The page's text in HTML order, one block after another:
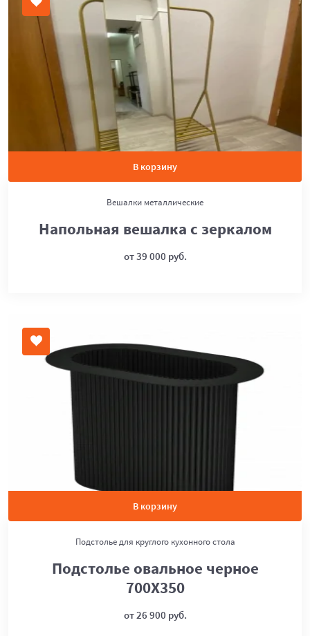
В корзину
Вешалки металлические
Напольная вешалка с зеркалом
от 39 000 руб.
В корзину
Подстолье для круглого кухонного стола
Подстолье овальное черное
700Х350
от 26 900 руб.